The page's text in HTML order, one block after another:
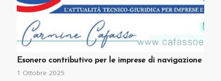
Esonero contributivo per le imprese di navigazione
1 Ottobre 2025